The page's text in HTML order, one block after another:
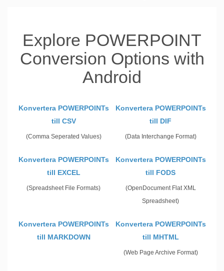
Explore POWERPOINT
Conversion Options with
Android
Konvertera POWERPOINTs
till CSV
(Comma Seperated Values)
Konvertera POWERPOINTs
till DIF
(Data Interchange Format)
Konvertera POWERPOINTs
till EXCEL
(Spreadsheet File Formats)
Konvertera POWERPOINTs
till FODS
(OpenDocument Flat XML
Spreadsheet)
Konvertera POWERPOINTs
till MARKDOWN
Konvertera POWERPOINTs
till MHTML
(Web Page Archive Format)